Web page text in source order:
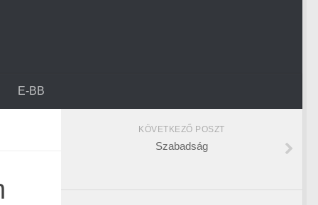
E-BB
KÖVETKEZŐ POSZT
Szabadság